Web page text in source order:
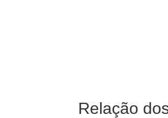
Relação